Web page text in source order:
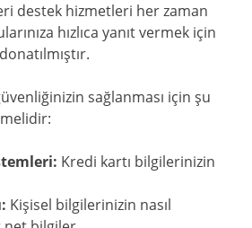
destek hizmetleri her zaman
hızlıca yanıt vermek için
sağlanması için şu
Kredi kartı bilgilerinizin
Kişisel bilgilerinizin nasıl